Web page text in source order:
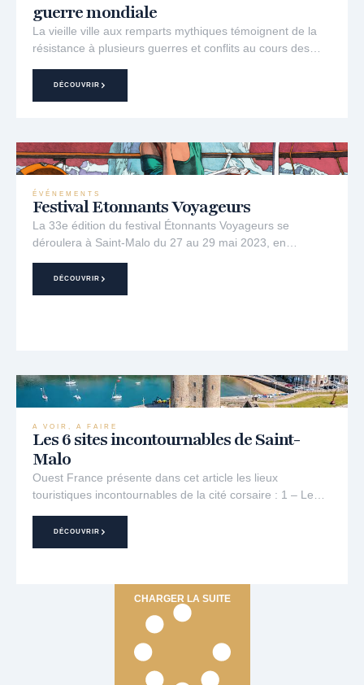
guerre mondiale
La vieille ville aux remparts mythiques témoignent de la
résistance à plusieurs guerres et conflits au cours des…
DÉCOUVRIR
ÉVÉNEMENTS
Festival Etonnants Voyageurs
La 33e édition du festival Étonnants Voyageurs se
déroulera à Saint-Malo du 27 au 29 mai 2023, en…
DÉCOUVRIR
A VOIR, A FAIRE
Les 6 sites incontournables de Saint-
Malo
Ouest France présente dans cet article les lieux
touristiques incontournables de la cité corsaire : 1 – Le…
DÉCOUVRIR
CHARGER LA SUITE